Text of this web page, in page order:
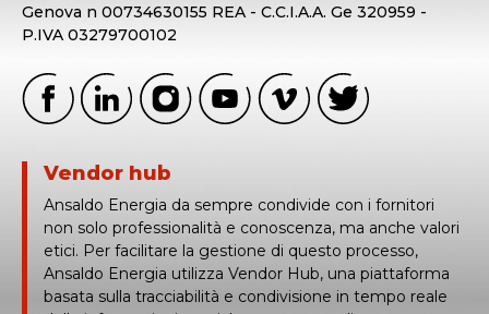
Genova n 00734630155 REA - C.C.I.A.A. Ge 320959 -
P.IVA 03279700102
Vendor hub
Ansaldo Energia da sempre condivide con i fornitori
non solo professionalità e conoscenza, ma anche valori
etici. Per facilitare la gestione di questo processo,
Ansaldo Energia utilizza Vendor Hub, una piattaforma
basata sulla tracciabilità e condivisione in tempo reale